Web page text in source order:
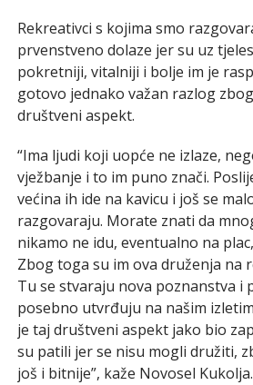
Rekreativci s kojima smo
prvenstveno dolaze jer su uz
pokretniji, vitalniji i bolje im je
gotovo jednako važan razlog
društveni aspekt.
“Ima ljudi koji uopće ne izlaze,
vježbanje i to im puno znači.
većina ih ide na kavicu i još se
razgovaraju. Morate znati da
nikamo ne idu, eventualno na
Zbog toga su im ova druženja na
Tu se stvaraju nova poznanstva i
posebno utvrđuju na našim
je taj društveni aspekt jako bio
su patili jer se nisu mogli družiti,
još i bitnije”, kaže Novosel Kukolja.